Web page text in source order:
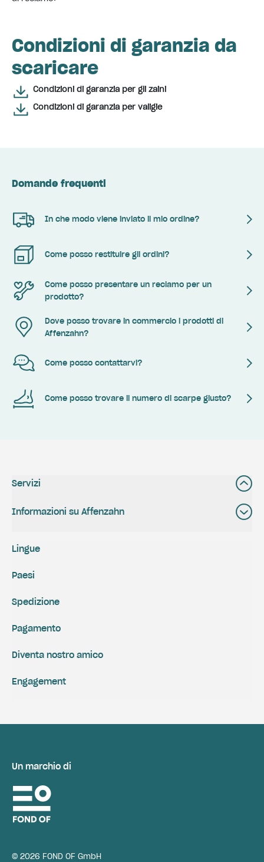
Condizioni di garanzia da
scaricare
Condizioni di garanzia per gli zaini
Condizioni di garanzia per valigie
Domande frequenti
In che modo viene inviato il mio ordine?
Come posso restituire gli ordini?
Come posso presentare un reclamo per un
prodotto?
Dove posso trovare in commercio i prodotti di
Affenzahn?
Come posso contattarvi?
Come posso trovare il numero di scarpe giusto?
Servizi
Informazioni su Affenzahn
Spedizione
Pagamento
Engagement
Diventa nostro amico
Lingue
Paesi
Un marchio di
© 2026 FOND OF GmbH